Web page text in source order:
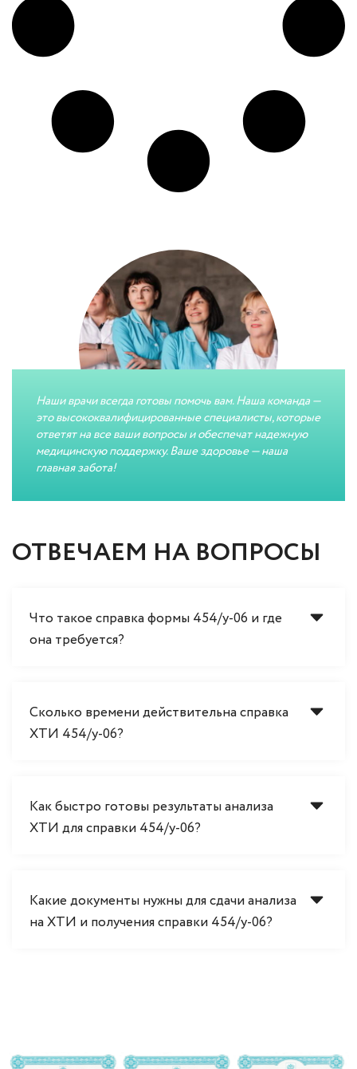
Наши врачи всегда готовы помочь вам. Наша команда —
это высококвалифицированные специалисты, которые
ответят на все ваши вопросы и обеспечат надежную
медицинскую поддержку. Ваше здоровье — наша
главная забота!
ОТВЕЧАЕМ НА ВОПРОСЫ
Что такое справка формы 454/у-06 и где
она требуется?
Сколько времени действительна справка
ХТИ 454/у-06?
Как быстро готовы результаты анализа
ХТИ для справки 454/у-06?
Какие документы нужны для сдачи анализа
на ХТИ и получения справки 454/у-06?